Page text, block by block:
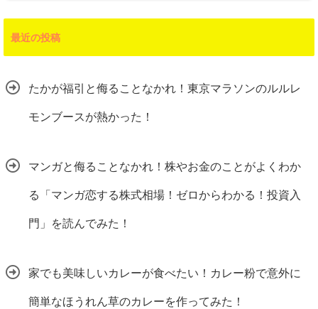
最近の投稿
たかが福引と侮ることなかれ！東京マラソンのルルレ
モンブースが熱かった！
マンガと侮ることなかれ！株やお金のことがよくわか
る「マンガ恋する株式相場！ゼロからわかる！投資入
門」を読んでみた！
家でも美味しいカレーが食べたい！カレー粉で意外に
簡単なほうれん草のカレーを作ってみた！